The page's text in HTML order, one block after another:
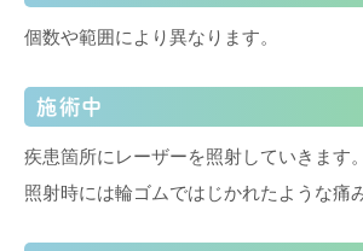
個数や範囲により異なります。
施術中
疾患箇所にレーザーを照射していきます。
照射時には輪ゴムではじかれたような痛